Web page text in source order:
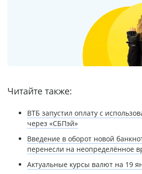
Читайте также:
ВТБ запустил оплату с
через «СБПэй»
Введение в оборот новой
перенесли на неопределённое
Актуальные курсы валют на 19